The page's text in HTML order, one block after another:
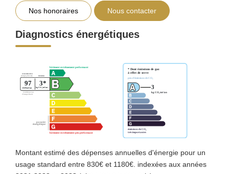
Nos honoraires Nous contacter
Diagnostics énergétiques
Montant estimé des dépenses annuelles d'énergie pour un
usage standard entre 830€ et 1180€. indexées aux années